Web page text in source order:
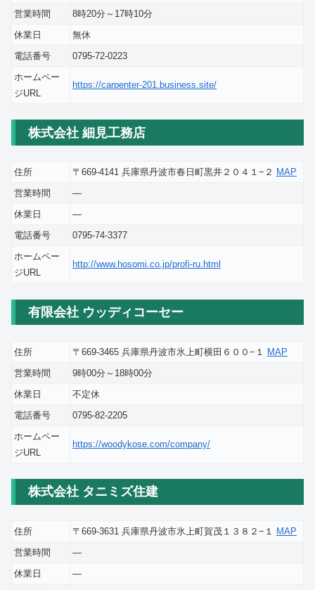
営業時間
8時20分～17時10分
休業日
無休
電話番号
0795-72-0223
ホームペー
ジURL
https://carpenter-201.business.site/
株式会社 細見工務店
住所 〒669-4141 兵庫県丹波市春日町黒井２０４１−２ MAP
営業時間
―
休業日
―
電話番号
0795-74-3377
ホームペー
ジURL
http://www.hosomi.co.jp/profi-ru.html
有限会社 ウッディコーセー
住所 〒669-3465 兵庫県丹波市氷上町横田６００−１
MAP
営業時間
9時00分～18時00分
休業日
不定休
電話番号
0795-82-2205
ホームペー
ジURL
https://woodykose.com/company/
株式会社 タニミズ住建
住所 〒669-3631 兵庫県丹波市氷上町賀茂１３８２−１ MAP
営業時間
―
休業日
―